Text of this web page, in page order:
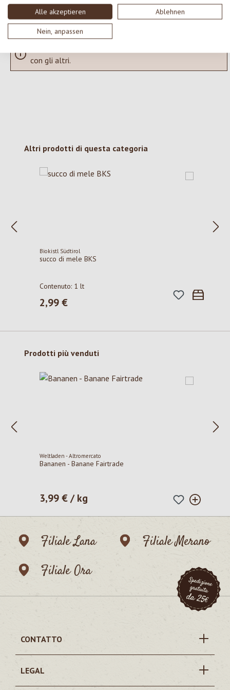
Alle akzeptieren Ablehnen
Nein, anpassen
Visualizza le valutazioni solo nella lingua corrente.
con gli altri.
Salta la galleria dei prodotti
Altri prodotti di questa categoria
Biokistl Südtirol
succo di mele BKS
Contenuto: 1 lt
Prezzo normale:
2,99 €
Salta la galleria dei prodotti
Prodotti più venduti
Weltladen - Altromercato
Bananen - Banane Fairtrade
Prezzo normale:
3,99 € / kg
Filiale Lana
Filiale Merano
Filiale Ora
CONTATTO
LEGAL